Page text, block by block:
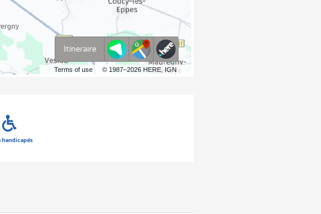
Terms of use © 1987–2026 HERE, IGN
Itineraire
handicapés